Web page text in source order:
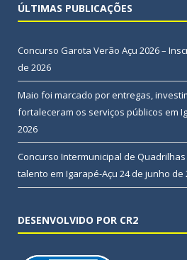
ÚLTIMAS PUBLICAÇÕES
Concurso Garota Verão Açu 2026 –
de 2026
Maio foi marcado por entregas,
fortaleceram os serviços públicos em
2026
Concurso Intermunicipal de
talento em Igarapé-Açu 24 de junho de
DESENVOLVIDO POR CR2